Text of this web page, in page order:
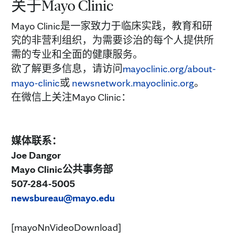
关于Mayo Clinic
Mayo Clinic是一家致力于临床实践，教育和研
究的非营利组织，为需要诊治的每个人提供所
需的专业和全面的健康服务。
欲了解更多信息，请访问mayoclinic.org/about-
mayo-clinic或 newsnetwork.mayoclinic.org。
在微信上关注Mayo Clinic：
媒体联系：
Joe Dangor
Mayo Clinic公共事务部
507-284-5005
newsbureau@mayo.edu
[mayoNnVideoDownload]